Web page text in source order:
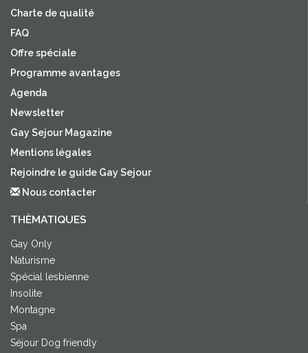
Charte de qualité
FAQ
Offre spéciale
Programme avantages
Agenda
Newsletter
Gay Sejour Magazine
Mentions légales
Rejoindre le guide Gay Sejour
Nous contacter
THÈMATIQUES
Gay Only
Naturisme
Spécial lesbienne
Insolite
Montagne
Spa
Séjour Dog friendly